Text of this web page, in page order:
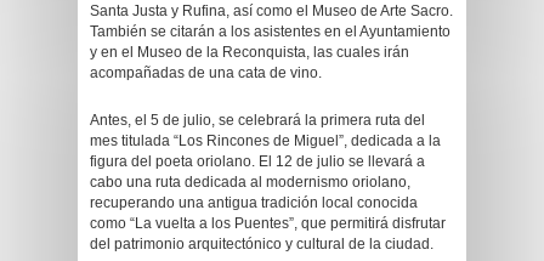
Santa Justa y Rufina, así como el Museo de Arte Sacro.
También se citarán a los asistentes en el Ayuntamiento
y en el Museo de la Reconquista, las cuales irán
acompañadas de una cata de vino.
Antes, el 5 de julio, se celebrará la primera ruta del
mes titulada “Los Rincones de Miguel”, dedicada a la
figura del poeta oriolano. El 12 de julio se llevará a
cabo una ruta dedicada al modernismo oriolano,
recuperando una antigua tradición local conocida
como “La vuelta a los Puentes”, que permitirá disfrutar
del patrimonio arquitectónico y cultural de la ciudad.